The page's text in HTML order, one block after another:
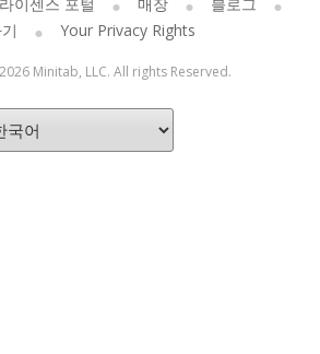
라이센스 포털 매장
블로그
Your Privacy Rights
Minitab, LLC. All rights Reserved.